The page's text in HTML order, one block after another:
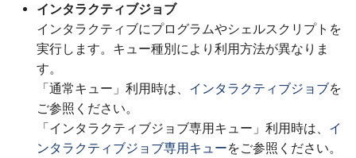
5.2.6.2. 計算ノードへの
SSHログイン利用時のプ
ロセスについて
5.3. インタラクティブジョブ
専用キュー
インタラクティブジョブ
インタラクティブにプログラムやシェルスクリプトを
実行します。キュー種別により利用方法が異なりま
す。
「通常キュー」利用時は、 インタラクティブジョブを
ご参照ください。
「インタラクティブジョブ専用キュー」利用時は、 イ
ンタラクティブジョブ専用キューをご参照ください。